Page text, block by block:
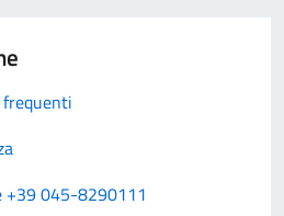
frequenti
+39 045-8290111